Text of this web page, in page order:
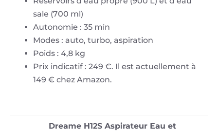
sale (700 ml)
Autonomie : 35 min
Modes : auto, turbo, aspiration
Poids : 4,8 kg
Prix indicatif : 249 €. Il est actuellement à
149 € chez Amazon.
Dreame H12S Aspirateur Eau et